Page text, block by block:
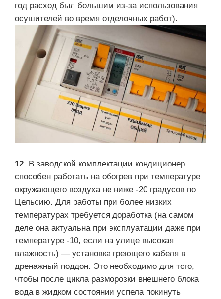
год расход был большим из-за использования
осушителей во время отделочных работ).
12. В заводской комплектации кондиционер
способен работать на обогрев при температуре
окружающего воздуха не ниже -20 градусов по
Цельсию. Для работы при более низких
температурах требуется доработка (на самом
деле она актуальна при эксплуатации даже при
температуре -10, если на улице высокая
влажность) — установка греющего кабеля в
дренажный поддон. Это необходимо для того,
чтобы после цикла разморозки внешнего блока
вода в жидком состоянии успела покинуть